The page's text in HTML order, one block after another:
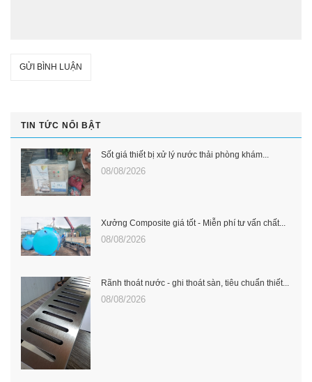
GỬI BÌNH LUẬN
TIN TỨC NỔI BẬT
Sốt giá thiết bị xử lý nước thải phòng khám...
08/08/2026
Xưởng Composite giá tốt - Miễn phí tư vấn chất...
08/08/2026
Rãnh thoát nước - ghi thoát sàn, tiêu chuẩn thiết...
08/08/2026